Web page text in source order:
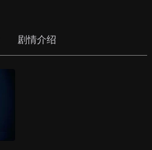
剧情介绍